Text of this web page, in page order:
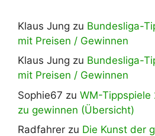
Klaus Jung zu Bundesliga-
mit Preisen / Gewinnen
Klaus Jung zu Bundesliga-
mit Preisen / Gewinnen
Sophie67 zu WM-Tippspiele
zu gewinnen (Übersicht)
Radfahrer zu Die Kunst der